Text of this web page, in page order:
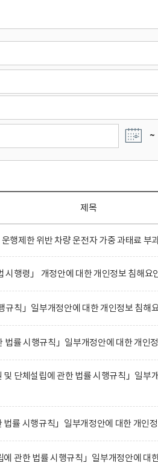
~
제목
행제한 위반 차량 운전자 가중 과태료 부
시행령」 개정안에 대한 개인정보 침해요
규칙」일부개정안에 대한 개인정보 침해
법률 시행규칙」일부개정안에 대한 개인
및 단체설립에 관한 법률 시행규칙」일부
법률 시행규칙」일부개정안에 대한 개인
에 관한 법률 시행규칙」일부개정안에 대